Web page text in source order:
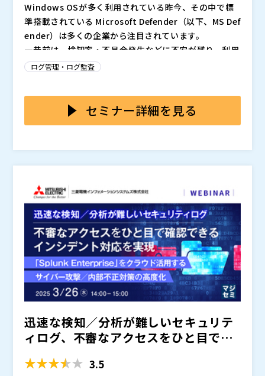
Windows OSが多く利用されている昨今、その中で標
準搭載されている Microsoft Defender（以下、MS Def
ender）は多くの企業から注目されています。
一昔前は、検知率・不具合発生などに不安が残り、利用
したいものの、中々踏み切れずにいた企業もいらっしゃ
者評価機関からもトップクラスの評価を出すまでになっ
能が不足していることから、いざ、既存のアンチウイル
スソフトから置き換えを検討しても実際には検討で終わ
o Logic」を用いた、ウイルス検知状況の可視化・通知
方法について、弊社グループが実際に置き換えに成功し
へMS Defenderの置き換えサポートに成功しておりま
すので、本セミナーを機に置き換えに対する検討のきっ
かけとなりましたら幸いです。
・Microsoft Defenderの利用を検討している方 ・複数
のセキュリティサービスの運用負荷を軽減したい方 ・
アンチウイルスソフトの置き換えを検討している方 ・S
IEM製品の切り替えを検討されている方
アルプス システム インテグレーション株式会社（）
株式会社オープンソース活用研究所（）
マジセミ株式会社（）
※共催、協賛、協力、講演企業は将来的に追加、削除さ
れる可能性があります。
ログ管理・ログ監査
セミナー詳細を見る
迅速な検知／分析が難しいセキュリテ
ィログ、不審なアクセスをひと目で確
3.5